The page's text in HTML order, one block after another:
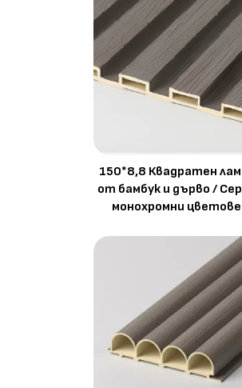
150*8,8 Квадратен
от бамбук и дърво /
монохромни цветове